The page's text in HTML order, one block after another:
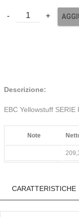
Descrizione:
EBC Yellowstuff
Note
CARATTERISTICHE